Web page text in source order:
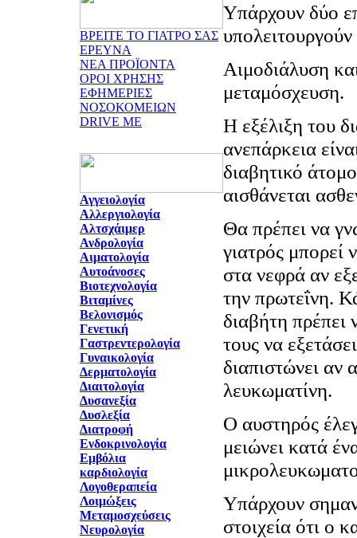
ΒΡΕΙΤΕ ΤΟ ΓΙΑΤΡΟ ΣΑΣ
ΕΡΕΥΝΑ
ΝΕΑ ΠΡΟΪΟΝΤΑ
ΟΡΟΙ ΧΡΗΣΗΣ
ΕΦΗΜΕΡΙΕΣ
ΝΟΣΟΚΟΜΕΙΩΝ
DRIVE ME
Αγγειολογία
Αλλεργιολογία
Αλτσχάιμερ
Ανδρολογία
Αιματολογία
Αυτοάνοσες
Βιοτεχνολογία
Βιταμίνες
Βελονισμός
Γενετική
Γαστρεντερολογία
Γυναικολογία
Δερματολογία
Διαιτολογία
Δυσανεξία
Δυσλεξία
Διατροφή
Ενδοκρινολογία
Εμβόλια
καρδιολογία
Λογοθεραπεία
Λοιμώξεις
Μεταμοσχεύσεις
Νευρολογία
Υπάρχουν δύο
Αιμοδιάλυση
μεταμόσχευση.
Η εξέλιξη του
ανεπάρκεια
διαβητικό
αισθάνεται
Θα πρέπει να
γιατρός μπορεί
στα νεφρά αν
την πρωτεΐνη.
διαβήτη πρέπει
τους να
διαπιστώνει αν
λευκωματίνη.
Ο αυστηρός
μειώνει κατά
Υπάρχουν
στοιχεία ότι ο